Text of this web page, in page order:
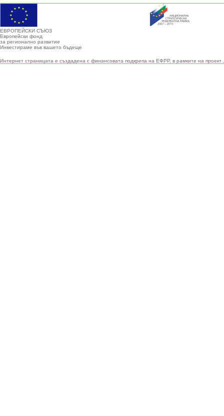
ЕВРОПЕЙСКИ СЪЮЗ
Европейски фонд
за регионално развитие
Инвестираме във вашето бъдеще
Интернет страницата е създадена с финансовата подкрепа на ЕФРР, в рамките на